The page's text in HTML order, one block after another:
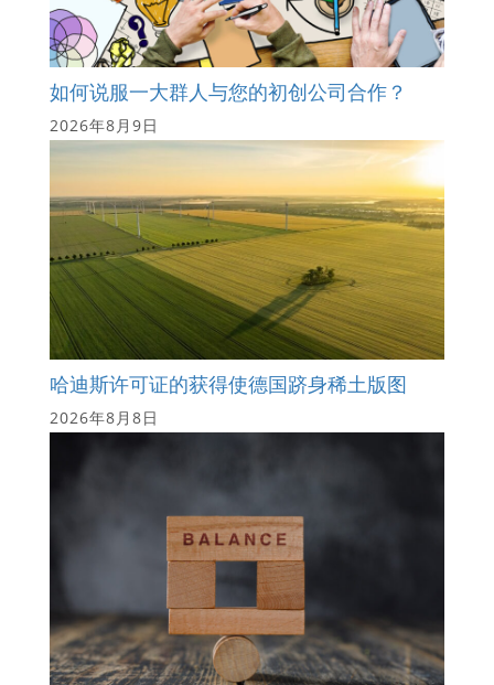
如何说服一大群人与您的初创公司合作？
2026年8月9日
哈迪斯许可证的获得使德国跻身稀土版图
2026年8月8日